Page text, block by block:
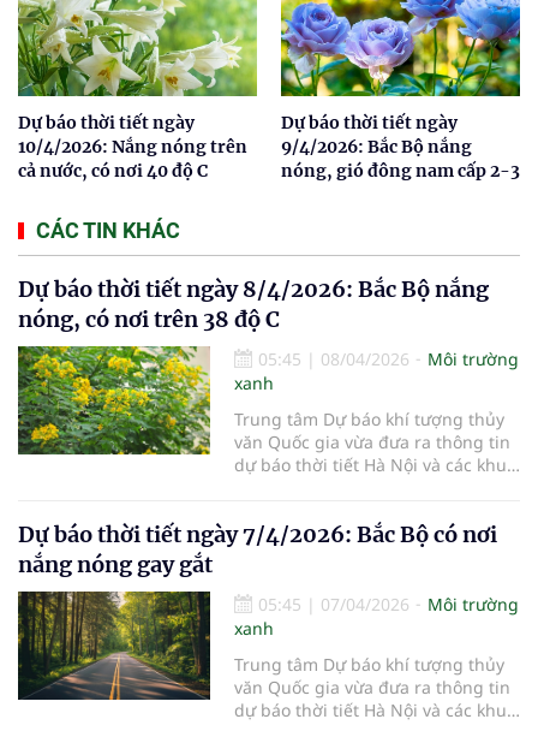
Dự báo thời tiết ngày
10/4/2026: Nắng nóng trên
cả nước, có nơi 40 độ C
Dự báo thời tiết ngày
9/4/2026: Bắc Bộ nắng
nóng, gió đông nam cấp 2-3
CÁC TIN KHÁC
Dự báo thời tiết ngày 8/4/2026: Bắc Bộ nắng
nóng, có nơi trên 38 độ C
05:45 | 08/04/2026
Môi trường
xanh
Trung tâm Dự báo khí tượng thủy
văn Quốc gia vừa đưa ra thông tin
dự báo thời tiết Hà Nội và các khu
Dự báo thời tiết ngày 7/4/2026: Bắc Bộ có nơi
nắng nóng gay gắt
05:45 | 07/04/2026
Môi trường
xanh
Trung tâm Dự báo khí tượng thủy
văn Quốc gia vừa đưa ra thông tin
dự báo thời tiết Hà Nội và các khu